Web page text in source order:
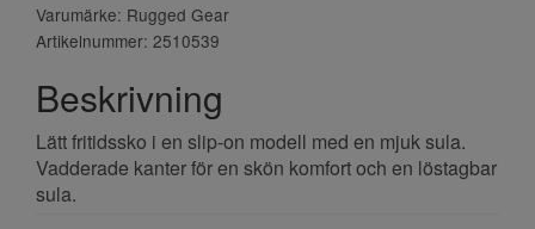
Varumärke: Rugged Gear
Artikelnummer: 2510539
Beskrivning
Lätt fritidssko i en slip-on modell med en mjuk sula.
Vadderade kanter för en skön komfort och en löstagbar
sula.